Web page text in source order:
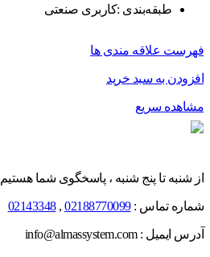
طبقه‌بندی :کاربری صنعتی
فهرست علاقه مندی ها
افزودن به سبد خرید
مشاهده سریع
از شنبه تا پنج شنبه ، پاسخگوی شما هستیم
شماره تماس :02188770099
,
02143348
آدرس ایمیل : info@almassystem.com